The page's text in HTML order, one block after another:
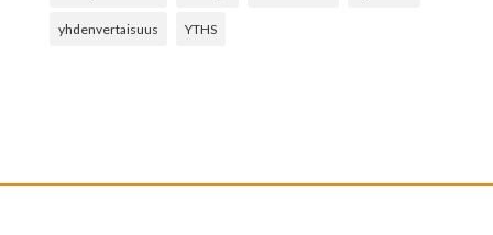
yhdenvertaisuus YTHS